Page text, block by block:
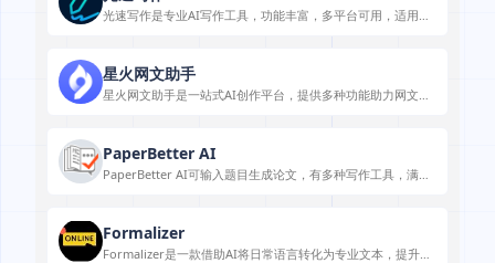
光速写作是专业AI写作工具，功能丰富，多平台可用，适用于
星火网文助手
星火网文助手是一站式AI创作平台，提供多种功能助力网文创
PaperBetter AI
PaperBetter AI可输入题目生成论文，有多种写作工具，满足
Formalizer
Formalizer是一款借助AI将日常语言转化为专业文本，提升沟